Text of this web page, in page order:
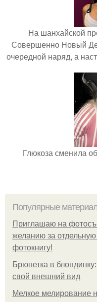
На шанхайской
Совершенно Новый
очередной наряд, а
Глюкоза сменила
Популярные
Приглашаю на
желанию за
фотокнигу!
Брюнетка в
свой внешний вид
Мелкое мелирование